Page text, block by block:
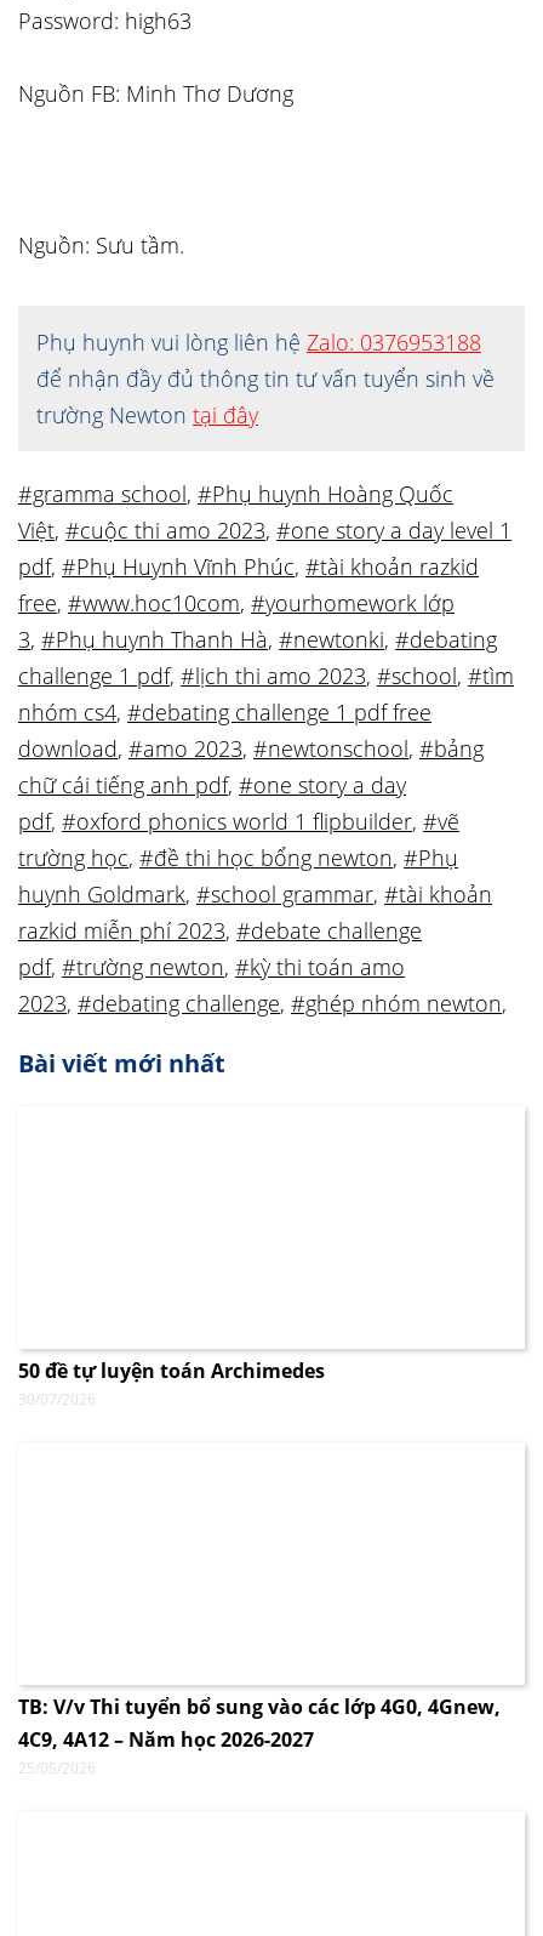
Password: high63
Nguồn FB: Minh Thơ Dương
Nguồn: Sưu tầm.
Phụ huynh vui lòng liên hệ Zalo: 0376953188
để nhận đầy đủ thông tin tư vấn tuyển sinh về
trường Newton tại đây
#gramma school, #Phụ huynh Hoàng Quốc
Việt, #cuộc thi amo 2023, #one story a day level 1
pdf, #Phụ Huynh Vĩnh Phúc, #tài khoản razkid
free, #www.hoc10com, #yourhomework lớp
3, #Phụ huynh Thanh Hà, #newtonki, #debating
challenge 1 pdf, #lịch thi amo 2023, #school, #tìm
nhóm cs4, #debating challenge 1 pdf free
download, #amo 2023, #newtonschool, #bảng
chữ cái tiếng anh pdf, #one story a day
pdf, #oxford phonics world 1 flipbuilder, #vẽ
trường học, #đề thi học bổng newton, #Phụ
huynh Goldmark, #school grammar, #tài khoản
razkid miễn phí 2023, #debate challenge
pdf, #trường newton, #kỳ thi toán amo
2023, #debating challenge, #ghép nhóm newton,
Bài viết mới nhất
50 đề tự luyện toán Archimedes
30/07/2026
TB: V/v Thi tuyển bổ sung vào các lớp 4G0, 4Gnew,
4C9, 4A12 – Năm học 2026-2027
25/05/2026